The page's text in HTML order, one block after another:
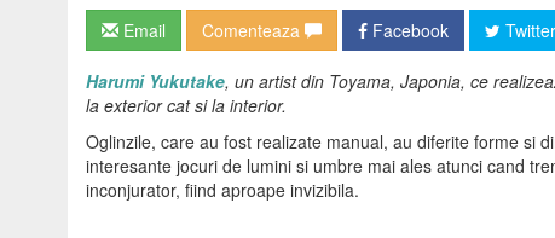
Email Comenteaza Facebook Twitter
Harumi Yukutake, un artist din Toyama, Japonia, ce
la exterior cat si la interior.
Oglinzile, care au fost realizate manual, au diferite forme si
interesante jocuri de lumini si umbre mai ales atunci cand
inconjurator, fiind aproape invizibila.